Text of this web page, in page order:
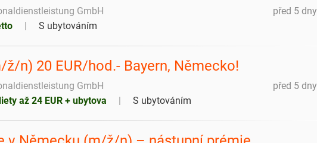
před 5 dny
GmbH
S ubytováním
n) 20 EUR/hod.- Bayern, Německo!
před 5 dny
GmbH
až 24 EUR + ubytova
S ubytováním